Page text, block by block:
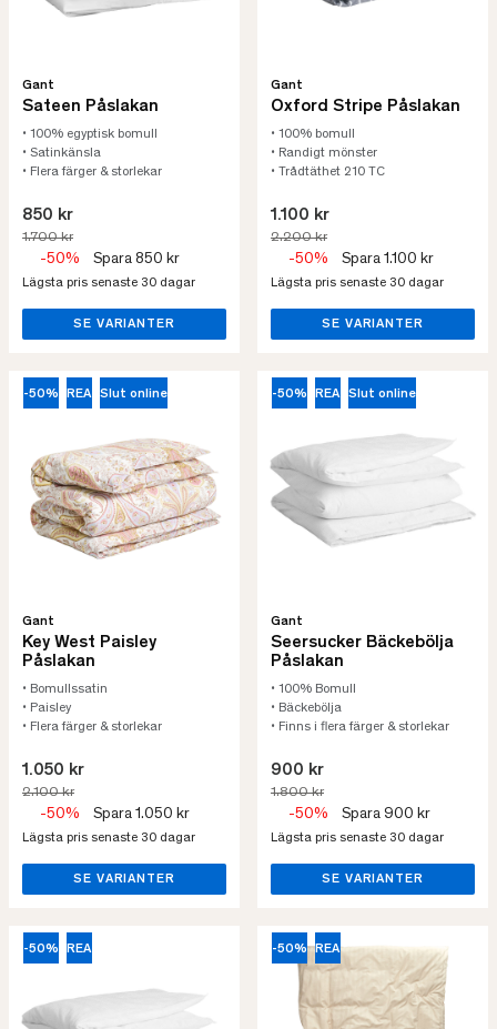
Gant
Sateen Påslakan
• 100% egyptisk bomull
• Satinkänsla
• Flera färger & storlekar
850 kr
1.700 kr
-50% Spara 850 kr
Lägsta pris senaste 30 dagar
SE VARIANTER
Gant
Oxford Stripe Påslakan
• 100% bomull
• Randigt mönster
• Trådtäthet 210 TC
1.100 kr
2.200 kr
-50% Spara 1.100 kr
Lägsta pris senaste 30 dagar
SE VARIANTER
-50% REA Slut online
Gant
Key West Paisley
Påslakan
• Bomullssatin
• Paisley
• Flera färger & storlekar
1.050 kr
2.100 kr
-50% Spara 1.050 kr
Lägsta pris senaste 30 dagar
SE VARIANTER
-50% REA Slut online
Gant
Seersucker Bäckebölja
Påslakan
• 100% Bomull
• Bäckebölja
• Finns i flera färger & storlekar
900 kr
1.800 kr
-50% Spara 900 kr
Lägsta pris senaste 30 dagar
SE VARIANTER
-50% REA -50% REA